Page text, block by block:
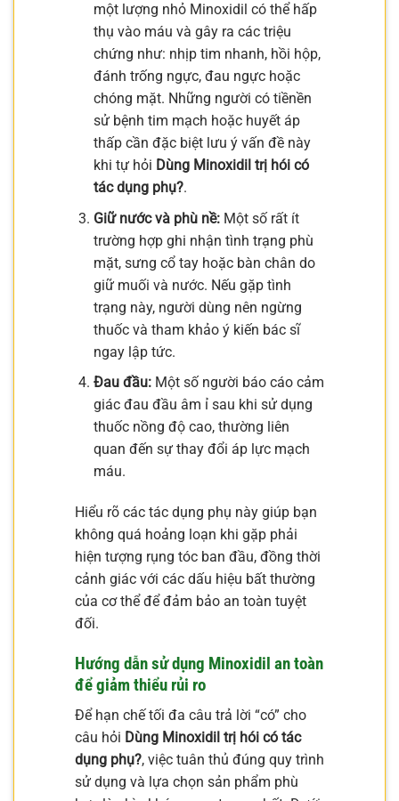
một lượng nhỏ Minoxidil có thể hấp
thụ vào máu và gây ra các triệu
chứng như: nhịp tim nhanh, hồi hộp,
đánh trống ngực, đau ngực hoặc
chóng mặt. Những người có tiềnền
sử bệnh tim mạch hoặc huyết áp
thấp cần đặc biệt lưu ý vấn đề này
khi tự hỏi Dùng Minoxidil trị hói có
tác dụng phụ?.
Giữ nước và phù nề:Một số rất ít
trường hợp ghi nhận tình trạng phù
mặt, sưng cổ tay hoặc bàn chân do
giữ muối và nước. Nếu gặp tình
trạng này, người dùng nên ngừng
thuốc và tham khảo ý kiến bác sĩ
ngay lập tức.
Đau đầu:Một số người báo cáo cảm
giác đau đầu âm ỉ sau khi sử dụng
thuốc nồng độ cao, thường liên
quan đến sự thay đổi áp lực mạch
máu.
Hiểu rõ các tác dụng phụ này giúp bạn
không quá hoảng loạn khi gặp phải
hiện tượng rụng tóc ban đầu, đồng thời
cảnh giác với các dấu hiệu bất thường
của cơ thể để đảm bảo an toàn tuyệt
đối.
Hướng dẫn sử dụng Minoxidil an toàn
để giảm thiểu rủi ro
Để hạn chế tối đa câu trả lời “có” cho
câu hỏi Dùng Minoxidil trị hói có tác
dụng phụ?, việc tuân thủ đúng quy trình
sử dụng và lựa chọn sản phẩm phù